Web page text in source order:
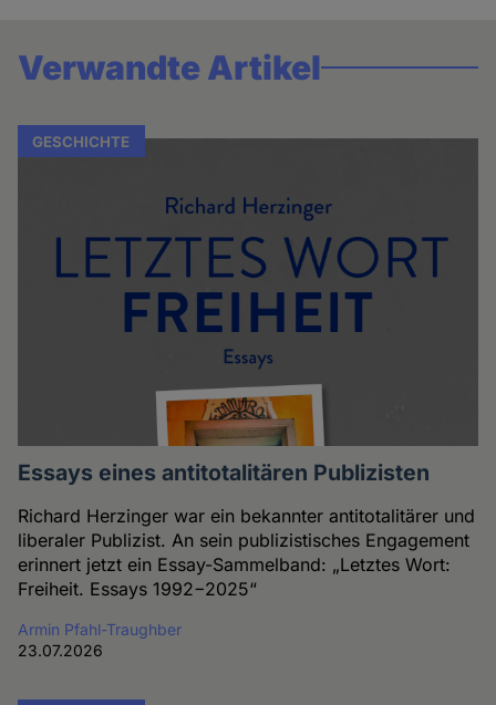
Verwandte Artikel
GESCHICHTE
Essays eines antitotalitären Publizisten
Richard Herzinger war ein bekannter antitotalitärer und
liberaler Publizist. An sein publizistisches Engagement
erinnert jetzt ein Essay-Sammelband: „Letztes Wort:
Freiheit. Essays 1992−2025“
Armin Pfahl-Traughber
23.07.2026